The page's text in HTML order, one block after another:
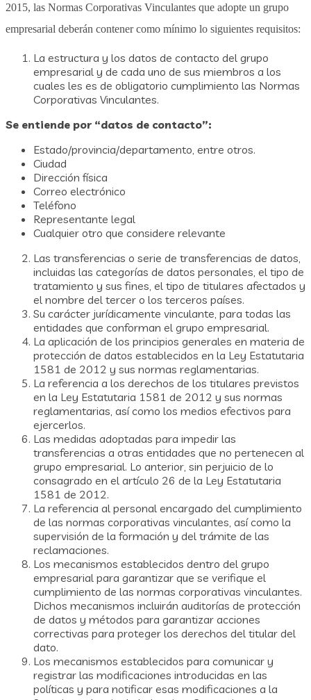
2015, las Normas Corporativas Vinculantes que adopte un grupo
empresarial deberán contener como mínimo lo siguientes requisitos:
La estructura y los datos de contacto del grupo
empresarial y de cada uno de sus miembros a los
cuales les es de obligatorio cumplimiento las Normas
Corporativas Vinculantes.
Se entiende por “datos de contacto”:
Estado/provincia/departamento, entre otros.
Ciudad
Dirección física
Correo electrónico
Teléfono
Representante legal
Cualquier otro que considere relevante
Las transferencias o serie de transferencias de datos,
incluidas las categorías de datos personales, el tipo de
tratamiento y sus fines, el tipo de titulares afectados y
el nombre del tercer o los terceros países.
Su carácter jurídicamente vinculante, para todas las
entidades que conforman el grupo empresarial.
La aplicación de los principios generales en materia de
protección de datos establecidos en la Ley Estatutaria
1581 de 2012 y sus normas reglamentarias.
La referencia a los derechos de los titulares previstos
en la Ley Estatutaria 1581 de 2012 y sus normas
reglamentarias, así como los medios efectivos para
ejercerlos.
Las medidas adoptadas para impedir las
transferencias a otras entidades que no pertenecen al
grupo empresarial. Lo anterior, sin perjuicio de lo
consagrado en el artículo 26 de la Ley Estatutaria
1581 de 2012.
La referencia al personal encargado del cumplimiento
de las normas corporativas vinculantes, así como la
supervisión de la formación y del trámite de las
reclamaciones.
Los mecanismos establecidos dentro del grupo
empresarial para garantizar que se verifique el
cumplimiento de las normas corporativas vinculantes.
Dichos mecanismos incluirán auditorías de protección
de datos y métodos para garantizar acciones
correctivas para proteger los derechos del titular del
dato.
Los mecanismos establecidos para comunicar y
registrar las modificaciones introducidas en las
políticas y para notificar esas modificaciones a la